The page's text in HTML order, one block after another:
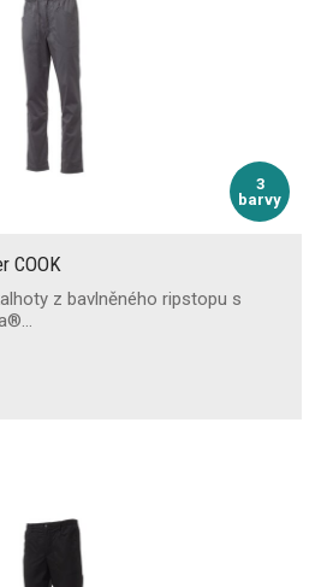
3
barvy
COOK
z bavlněného ripstopu s